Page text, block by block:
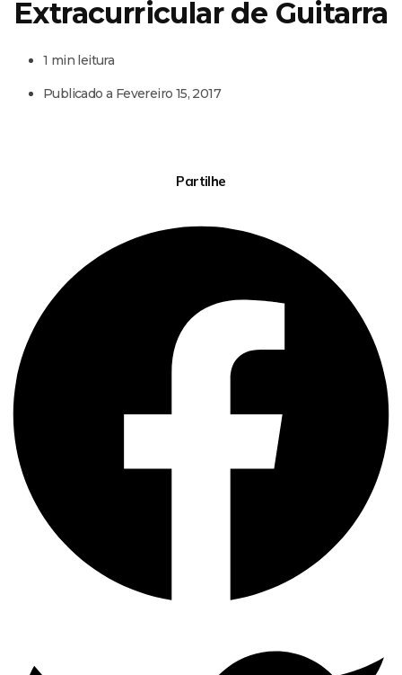
Extracurricular de Guitarra
1 min leitura
Publicado a Fevereiro 15, 2017
Partilhe